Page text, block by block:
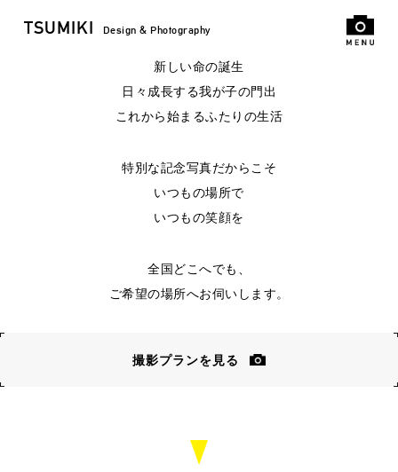
TSUMIKI Design & Photography
新しい命の誕生
日々成長する我が子の門出
これから始まるふたりの生活
特別な記念写真だからこそ
いつもの場所で
いつもの笑顔を
全国どこへでも、
ご希望の場所へお伺いします。
撮影プランを見る